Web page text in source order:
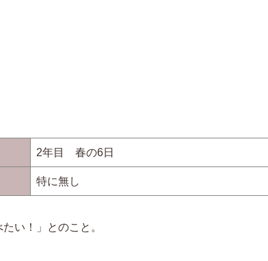
2年目 春の6日
特に無し
い！」とのこと。